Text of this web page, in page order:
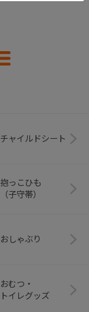
チャイルドシート
抱っこひも
（子守帯）
おしゃぶり
おむつ・
トイレグッズ